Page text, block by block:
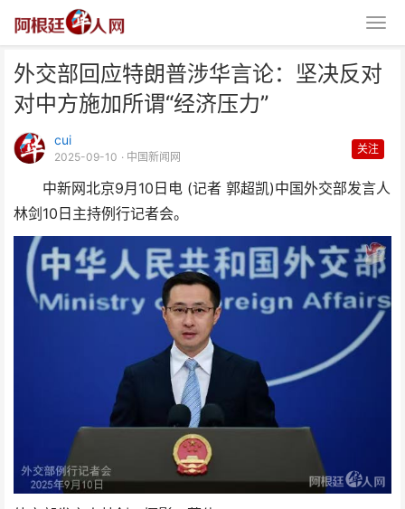
外交部回应特朗普涉华言论：坚决反对
对中方施加所谓“经济压力”
cui
2025-09-10 · 中国新闻网
关注
中新网北京9月10日电 (记者 郭超凯)中国外交部发言人
林剑10日主持例行记者会。
外交部回应特朗普涉华言论：坚决
反对对中方施加所谓“经